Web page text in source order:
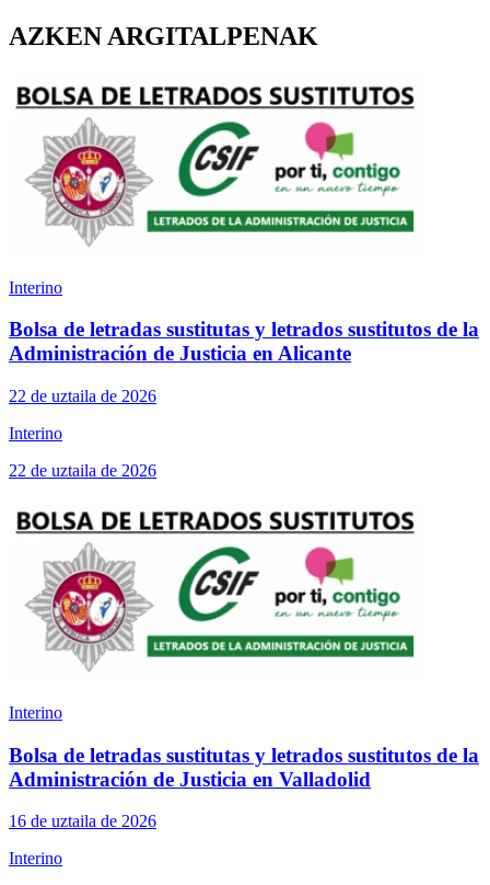
AZKEN ARGITALPENAK
Interino
Bolsa de letradas sustitutas y letrados sustitutos de la
Administración de Justicia en Alicante
22 de uztaila de 2026
Interino
22 de uztaila de 2026
Interino
Bolsa de letradas sustitutas y letrados sustitutos de la
Administración de Justicia en Valladolid
16 de uztaila de 2026
Interino